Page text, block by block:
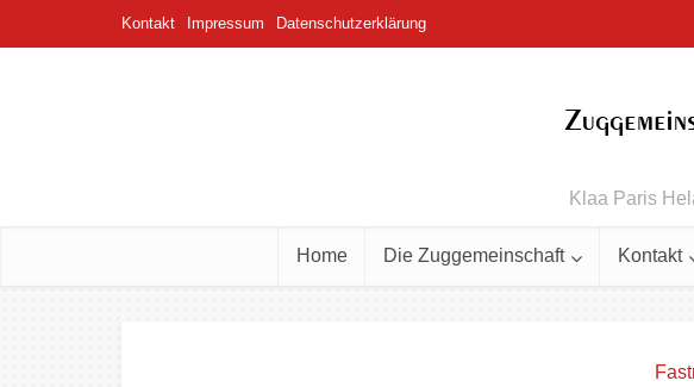
Kontakt Impressum Datenschutzerklärung
Klaa Paris
Home Die Zuggemeinschaft Kontakt